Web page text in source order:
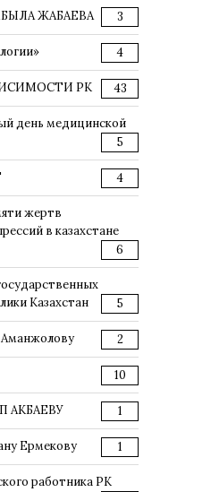
ЖАБАЕВА 3
4
РК 43
день медицинской
5
4
жертв
в казахстане
6
Казахстан
5
Аманжолову 2
10
АКБАЕВУ 1
Ермекову 1
работника РК